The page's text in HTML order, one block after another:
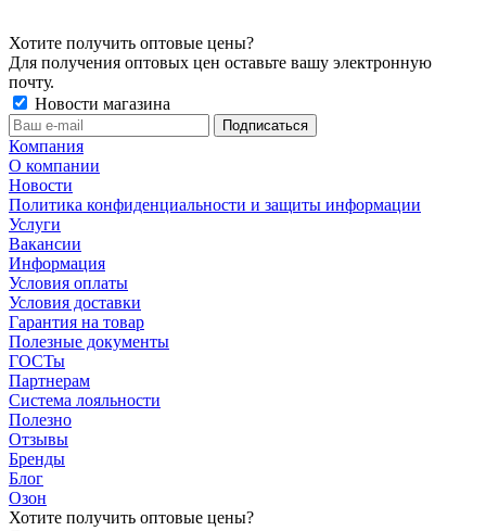
Хотите получить оптовые цены?
Для получения оптовых цен оставьте вашу электронную
почту.
Новости магазина
Компания
О компании
Новости
Политика конфиденциальности и защиты информации
Услуги
Вакансии
Информация
Условия оплаты
Условия доставки
Гарантия на товар
Полезные документы
ГОСТы
Партнерам
Система лояльности
Полезно
Отзывы
Бренды
Блог
Озон
Хотите получить оптовые цены?